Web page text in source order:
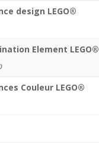
design LEGO®
Element LEGO®
Couleur LEGO®